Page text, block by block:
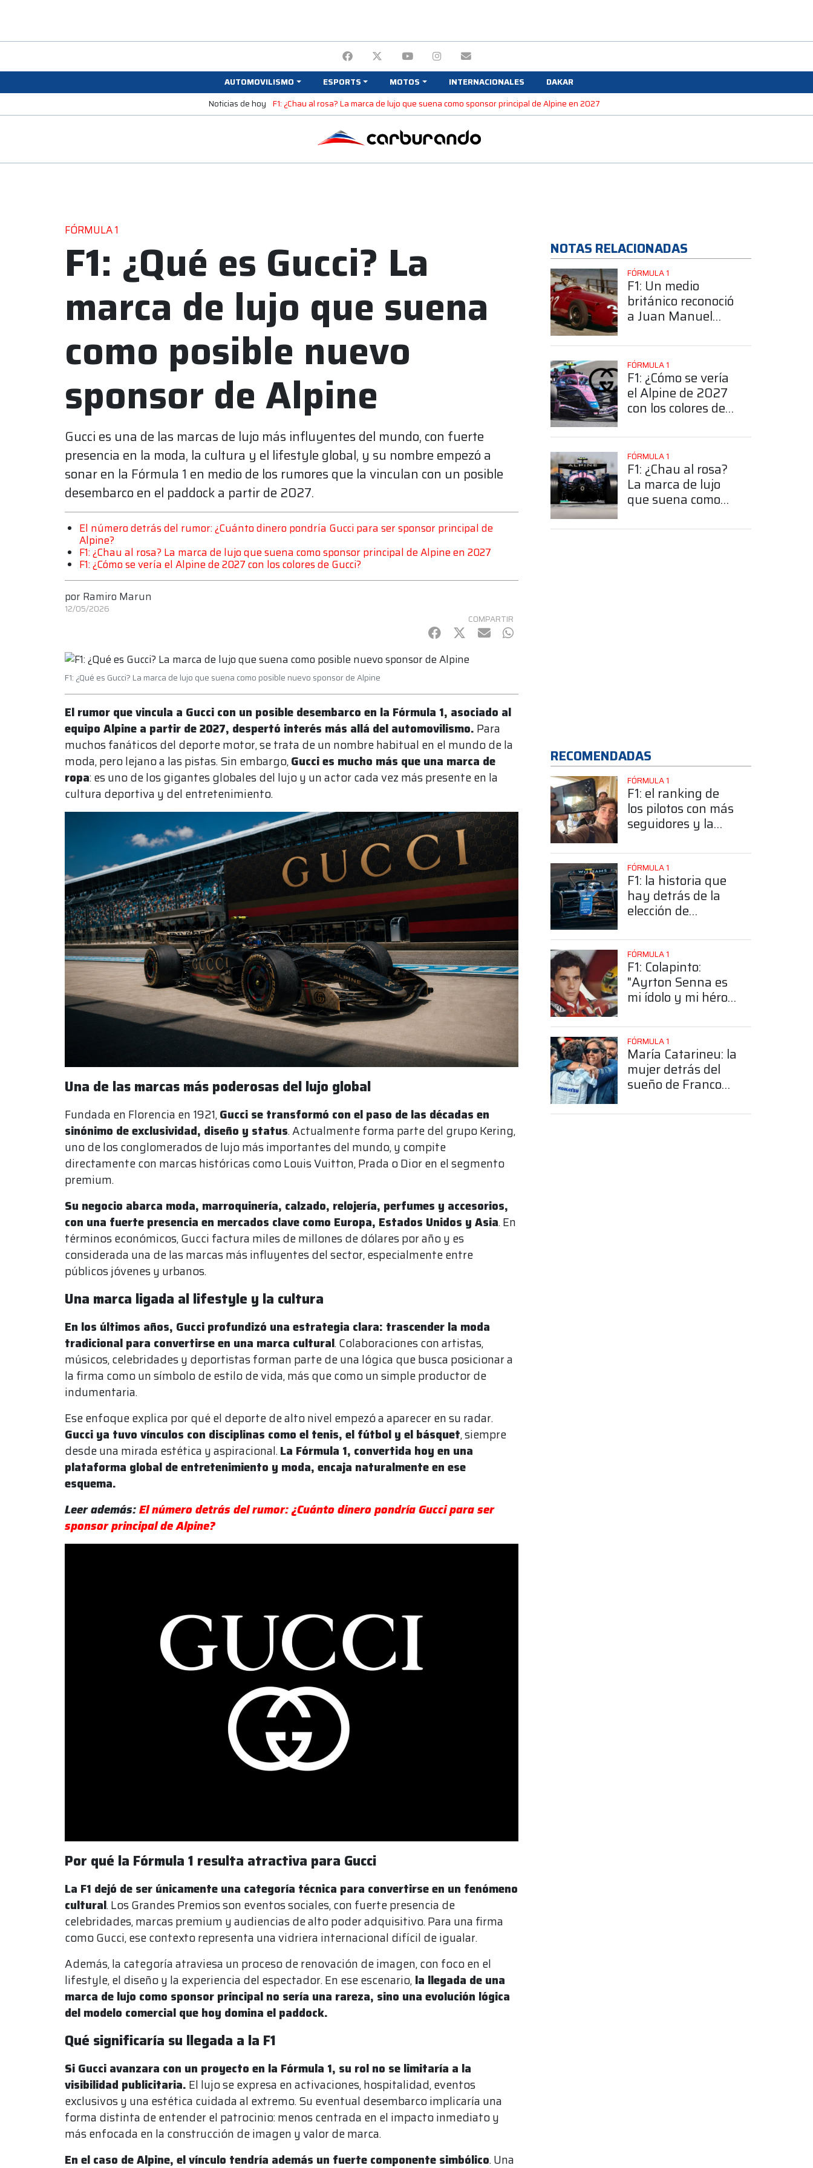
AUTOMOVILISMO ESPORTS MOTOS INTERNACIONALES
DAKAR
Noticias de hoy F1: ¿Chau al rosa? La marca de lujo que suena como sponsor principal de Alpine en 2027
FÓRMULA 1
F1: ¿Qué es Gucci? La
marca de lujo que suena
como posible nuevo
sponsor de Alpine
Gucci es una de las marcas de lujo más influyentes del mundo, con fuerte
presencia en la moda, la cultura y el lifestyle global, y su nombre empezó a
sonar en la Fórmula 1 en medio de los rumores que la vinculan con un posible
desembarco en el paddock a partir de 2027.
El número detrás del rumor: ¿Cuánto dinero pondría Gucci para ser sponsor principal de
Alpine?
F1: ¿Chau al rosa? La marca de lujo que suena como sponsor principal de Alpine en 2027
F1: ¿Cómo se vería el Alpine de 2027 con los colores de Gucci?
por Ramiro Marun
12/05/2026
COMPARTIR
Facebook
Twitter
mail WhatsApp
F1: ¿Qué es Gucci? La marca de lujo que suena como posible nuevo sponsor de Alpine
El rumor que vincula a Gucci con un posible desembarco en la Fórmula 1, asociado al
equipo Alpine a partir de 2027, despertó interés más allá del automovilismo. Para
muchos fanáticos del deporte motor, se trata de un nombre habitual en el mundo de la
moda, pero lejano a las pistas. Sin embargo,Gucci es mucho más que una marca de
ropa: es uno de los gigantes globales del lujo y un actor cada vez más presente en la
cultura deportiva y del entretenimiento.
Una de las marcas más poderosas del lujo global
Fundada en Florencia en 1921,Gucci se transformó con el paso de las décadas en
sinónimo de exclusividad, diseño y status. Actualmente forma parte del grupo Kering,
uno de los conglomerados de lujo más importantes del mundo, y compite
directamente con marcas históricas como Louis Vuitton, Prada o Dior en el segmento
premium.
Su negocio abarca moda, marroquinería, calzado, relojería, perfumes y accesorios,
con una fuerte presencia en mercados clave como Europa, Estados Unidos y Asia. En
términos económicos, Gucci factura miles de millones de dólares por año y es
considerada una de las marcas más influyentes del sector, especialmente entre
públicos jóvenes y urbanos.
Una marca ligada al lifestyle y la cultura
En los últimos años, Gucci profundizó una estrategia clara: trascender la moda
tradicional para convertirse en una marca cultural. Colaboraciones con artistas,
músicos, celebridades y deportistas forman parte de una lógica que busca posicionar a
la firma como un símbolo de estilo de vida, más que como un simple productor de
indumentaria.
Ese enfoque explica por qué el deporte de alto nivel empezó a aparecer en su radar.
Gucci ya tuvo vínculos con disciplinas como el tenis, el fútbol y el básquet, siempre
desde una mirada estética y aspiracional.La Fórmula 1, convertida hoy en una
plataforma global de entretenimiento y moda, encaja naturalmente en ese
esquema.
Leer además:El número detrás del rumor: ¿Cuánto dinero pondría Gucci para ser
sponsor principal de Alpine?
Por qué la Fórmula 1 resulta atractiva para Gucci
La F1 dejó de ser únicamente una categoría técnica para convertirse en un fenómeno
cultural. Los Grandes Premios son eventos sociales, con fuerte presencia de
celebridades, marcas premium y audiencias de alto poder adquisitivo. Para una firma
como Gucci, ese contexto representa una vidriera internacional difícil de igualar.
Además, la categoría atraviesa un proceso de renovación de imagen, con foco en el
lifestyle, el diseño y la experiencia del espectador. En ese escenario, la llegada de una
marca de lujo como sponsor principal no sería una rareza, sino una evolución lógica
del modelo comercial que hoy domina el paddock.
Qué significaría su llegada a la F1
Si Gucci avanzara con un proyecto en la Fórmula 1, su rol no se limitaría a la
visibilidad publicitaria. El lujo se expresa en activaciones, hospitalidad, eventos
exclusivos y una estética cuidada al extremo. Su eventual desembarco implicaría una
forma distinta de entender el patrocinio: menos centrada en el impacto inmediato y
más enfocada en la construcción de imagen y valor de marca.
En el caso de Alpine, el vínculo tendría además un fuerte componente simbólico. Una
NOTAS RELACIONADAS
FÓRMULA 1
F1: Un medio
británico reconoció
a Juan Manuel
mejor piloto de la
historia
FÓRMULA 1
F1: ¿Cómo se vería
el Alpine de 2027
con los colores de
FÓRMULA 1
F1: ¿Chau al rosa?
La marca de lujo
que suena como
de Alpine en 2027
RECOMENDADAS
FÓRMULA 1
F1: el ranking de
los pilotos con más
seguidores y la
posición de
Colapinto
FÓRMULA 1
F1: la historia que
hay detrás de la
elección de
número 43
FÓRMULA 1
F1: Colapinto:
"Ayrton Senna es
mi ídolo y mi héroe
FÓRMULA 1
María Catarineu: la
mujer detrás del
sueño de Franco
Fórmula 1